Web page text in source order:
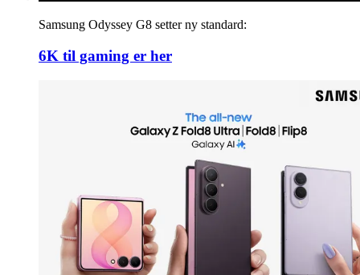
Samsung Odyssey G8 setter ny standard:
6K til gaming er her